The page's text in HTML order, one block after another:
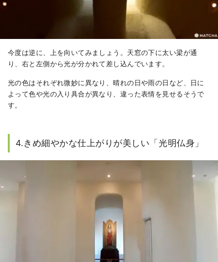
今度は逆に、上を向いてみましょう。天窓の下に太い梁が通
り、右と左側から光が分かれて差し込んでいます。
光の色はそれぞれ微妙に異なり、晴れの日や雨の日など、日に
よって色や光の入り具合が異なり、違った表情を見せるそうで
す。
4.きめ細やかな仕上がりが美しい「光明仏身」